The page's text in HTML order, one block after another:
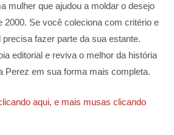
mulher que ajudou a moldar o desejo
2000. Se você coleciona com critério e
fazer parte da sua estante.
editorial e reviva o melhor da história
Perez em sua forma mais completa.
aqui, e mais musas clicando